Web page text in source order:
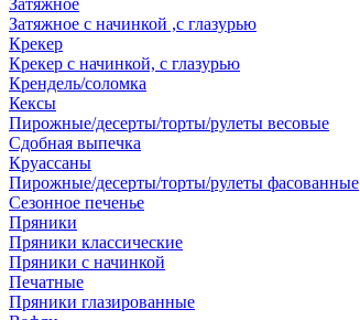
Затяжное
Затяжное с начинкой ,с глазурью
Крекер
Крекер с начинкой, с глазурью
Крендель/соломка
Кексы
Пирожные/десерты/торты/рулеты весовые
Сдобная выпечка
Круассаны
Пирожные/десерты/торты/рулеты фасованные
Сезонное печенье
Пряники
Пряники классические
Пряники с начинкой
Печатные
Пряники глазированные